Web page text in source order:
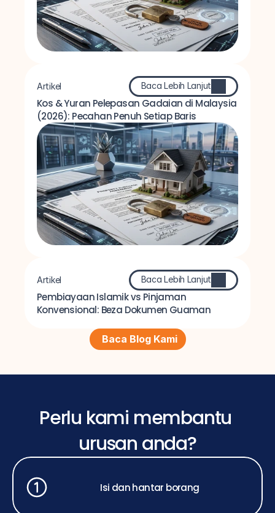
Artikel Baca Lebih Lanjut
Kos & Yuran Pelepasan Gadaian di Malaysia
(2026): Pecahan Penuh Setiap Baris
Artikel Baca Lebih Lanjut
Pembiayaan Islamik vs Pinjaman
Konvensional: Beza Dokumen Guaman
Baca Blog Kami
Perlu kami membantu
urusan anda?
Isi dan hantar borang